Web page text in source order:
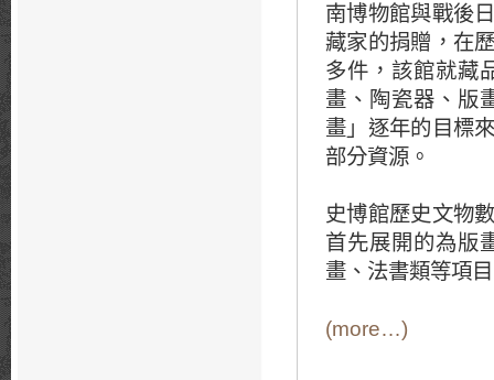
南博物館與戰後
藏家的捐贈，在
多件，該館就藏
畫、陶瓷器、版
畫」逐年的目標
部分資源。
史博館歷史文物
首先展開的為版
畫、法書類等項
(more…)